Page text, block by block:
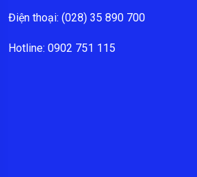
Điện thoại: (028) 35 890 700
Hotline: 0902 751 115